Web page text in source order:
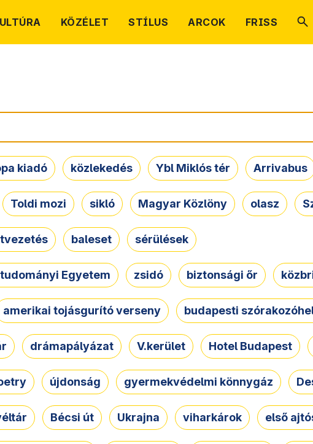
KÖZÉLET STÍLUS ARCOK FRISS
kiadó közlekedés Ybl Miklós tér Arrivabus
Toldi mozi sikló Magyar Közlöny olasz
baleset sérülések
Egyetem zsidó biztonsági őr
amerikai tojásgurító verseny budapesti
drámapályázat V.kerület Hotel Budapest
újdonság gyermekvédelmi könnygáz
Bécsi út Ukrajna viharkárok első